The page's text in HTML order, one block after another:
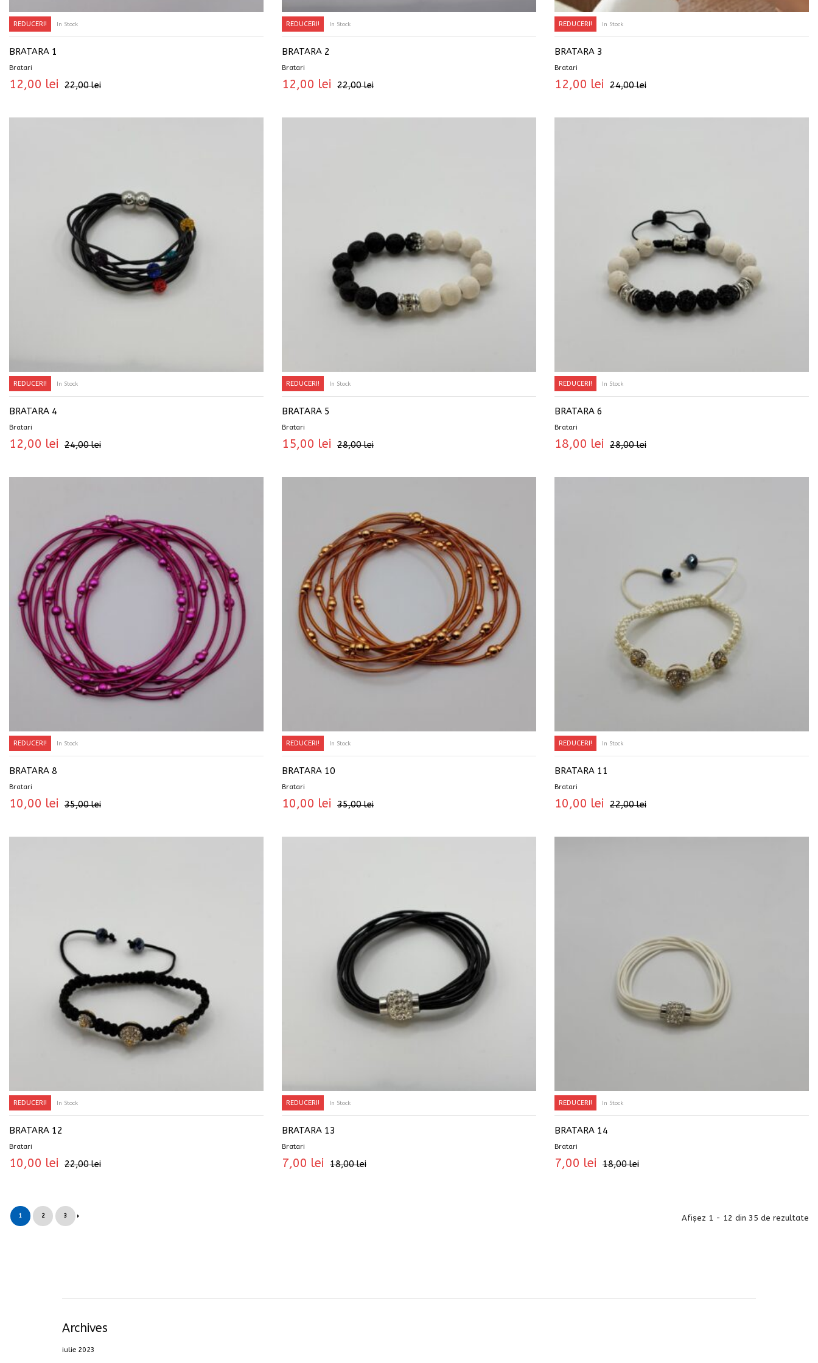
REDUCERI! In Stock
BRATARA 1
Bratari
22,00lei
12,00 lei
REDUCERI! In Stock
BRATARA 2
Bratari
22,00lei
12,00 lei
REDUCERI! In Stock
BRATARA 3
Bratari
24,00lei
12,00 lei
REDUCERI! In Stock
BRATARA 4
Bratari
24,00lei
12,00 lei
REDUCERI! In Stock
BRATARA 5
Bratari
28,00lei
15,00 lei
REDUCERI! In Stock
BRATARA 6
Bratari
28,00lei
18,00 lei
REDUCERI! In Stock
BRATARA 8
Bratari
35,00lei
10,00 lei
REDUCERI! In Stock
BRATARA 10
Bratari
35,00lei
10,00 lei
REDUCERI! In Stock
BRATARA 11
Bratari
22,00lei
10,00 lei
REDUCERI! In Stock
BRATARA 12
Bratari
22,00lei
10,00 lei
REDUCERI! In Stock
BRATARA 13
Bratari
18,00lei
7,00 lei
REDUCERI! In Stock
BRATARA 14
Bratari
18,00lei
7,00 lei
Afișez 1 - 12 din 35 de rezultate
1 2 3
Archives
iulie 2023